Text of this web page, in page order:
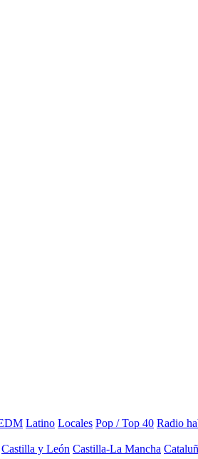
Latino Locales Pop / Top 40 Radio
Castilla y León Castilla-La Mancha